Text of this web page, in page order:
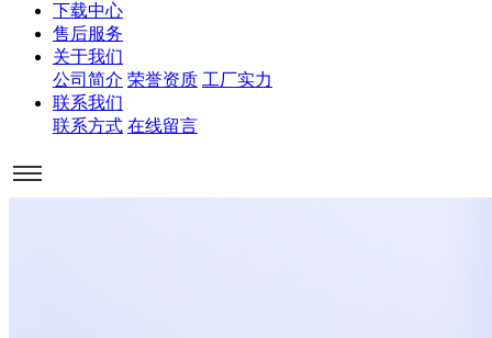
下载中心
售后服务
关于我们
公司简介 荣誉资质 工厂实力
联系我们
联系方式 在线留言